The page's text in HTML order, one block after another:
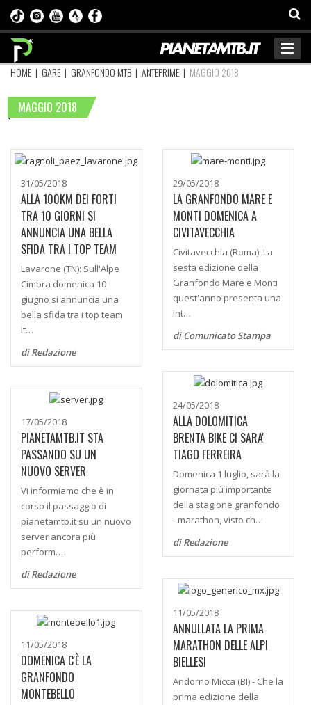
HOME | GARE | GRANFONDO MTB | ANTEPRIME | MAGGIO 2018
MAGGIO 2018
31/05/2018
ALLA 100KM DEI FORTI
TRA 10 GIORNI SI
ANNUNCIA UNA BELLA
SFIDA TRA I TOP TEAM
Lavarone (TN): Sull'Alpe
Cimbra domenica 10
giugno si annuncia una
bella sfida tra i top team
it…
di Redazione
29/05/2018
LA GRANFONDO MARE E
MONTI DOMENICA A
CIVITAVECCHIA
Civitavecchia (Roma): La
sesta edizione della
Granfondo Mare e Monti
quest'anno presenta una
int…
di Comunicato Stampa
24/05/2018
ALLA DOLOMITICA
BRENTA BIKE CI SARA'
TIAGO FERREIRA
Domenica 1 luglio, sarà la
giornata più importante
della stagione granfondo
- marathon, visto ch…
di Redazione
17/05/2018
PIANETAMTB.IT STA
PASSANDO SU UN
NUOVO SERVER
Vi informiamo che è in
corso il passaggio di
pianetamtb.it su un nuovo
server ancora più
perform…
di Redazione
11/05/2018
ANNULLATA LA PRIMA
MARATHON DELLE ALPI
BIELLESI
Andorno Micca (BI) - Che la
prima edizione della
11/05/2018
DOMENICA C'È LA
GRANFONDO
MONTEBELLO